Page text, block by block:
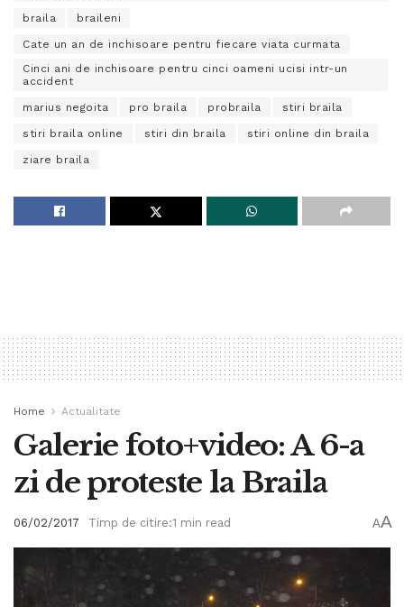
braila braileni
Cate un an de inchisoare pentru fiecare viata curmata
Cinci ani de inchisoare pentru cinci oameni ucisi intr-un
accident
marius negoita pro braila probraila stiri braila
stiri braila online stiri din braila stiri online din braila
ziare braila
Home Actualitate
Galerie foto+video: A 6-a
zi de proteste la Braila
06/02/2017 Timp de citire:1 min read AA